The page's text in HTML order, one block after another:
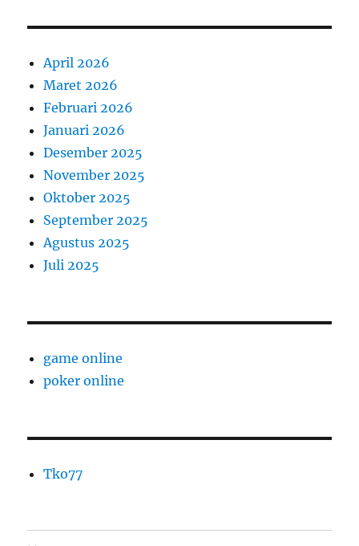
April 2026
Maret 2026
Februari 2026
Januari 2026
Desember 2025
November 2025
Oktober 2025
September 2025
Agustus 2025
Juli 2025
game online
poker online
Tko77